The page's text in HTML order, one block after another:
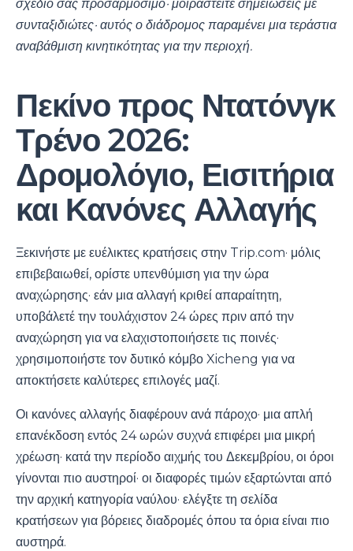
σχέδιό σας προσαρμόσιμο· μοιραστείτε σημειώσεις με
συνταξιδιώτες· αυτός ο διάδρομος παραμένει μια τεράστια
αναβάθμιση κινητικότητας για την περιοχή.
Πεκίνο προς Ντατόνγκ
Τρένο 2026:
Δρομολόγιο, Εισιτήρια
και Κανόνες Αλλαγής
Ξεκινήστε με ευέλικτες κρατήσεις στην Trip.com· μόλις
επιβεβαιωθεί, ορίστε υπενθύμιση για την ώρα
αναχώρησης· εάν μια αλλαγή κριθεί απαραίτητη,
υποβάλετέ την τουλάχιστον 24 ώρες πριν από την
αναχώρηση για να ελαχιστοποιήσετε τις ποινές·
χρησιμοποιήστε τον δυτικό κόμβο Xicheng για να
αποκτήσετε καλύτερες επιλογές μαζί.
Οι κανόνες αλλαγής διαφέρουν ανά πάροχο· μια απλή
επανέκδοση εντός 24 ωρών συχνά επιφέρει μια μικρή
χρέωση· κατά την περίοδο αιχμής του Δεκεμβρίου, οι όροι
γίνονται πιο αυστηροί· οι διαφορές τιμών εξαρτώνται από
την αρχική κατηγορία ναύλου· ελέγξτε τη σελίδα
κρατήσεων για βόρειες διαδρομές όπου τα όρια είναι πιο
αυστηρά.